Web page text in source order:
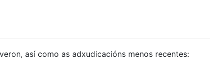
así como as adxudicacións menos recentes: